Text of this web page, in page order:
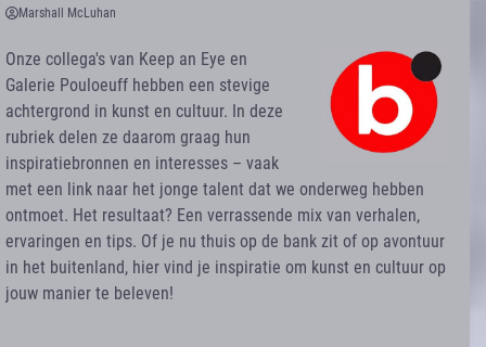
Marshall McLuhan
Onze collega's van Keep an Eye en
Galerie Pouloeuff hebben een stevige
achtergrond in kunst en cultuur. In deze
rubriek delen ze daarom graag hun
inspiratiebronnen en interesses – vaak
met een link naar het jonge talent dat we onderweg hebben
ontmoet. Het resultaat? Een verrassende mix van verhalen,
ervaringen en tips. Of je nu thuis op de bank zit of op avontuur
in het buitenland, hier vind je inspiratie om kunst en cultuur op
jouw manier te beleven!